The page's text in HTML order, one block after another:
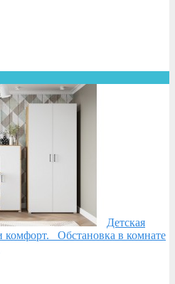
Детская
комфорт. Обстановка в комнате